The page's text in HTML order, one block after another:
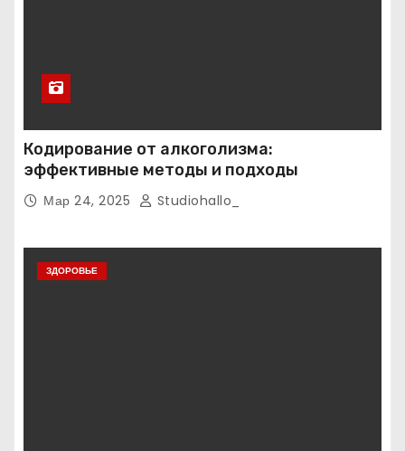
Кодирование от алкоголизма:
эффективные методы и подходы
Мар 24, 2025 Studiohallo_
ЗДОРОВЬЕ